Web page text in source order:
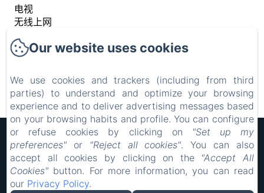
电视
无线上网
空调
书桌
插座
查看所有设施
Hôtel Rocade
法律声明
18 IMPASSE LAVOISIER, PAMIERS, 09100, 法国
resarocade@gmx.fr
Our website uses cookies
We use cookies and trackers (including from third
parties) to understand and optimize your browsing
experience and to deliver advertising messages based
on your browsing habits and profile. You can configure
or refuse cookies by clicking on
"Set up my
preferences" or "Reject all cookies". You can also
accept all cookies by clicking on the "Accept All
Cookies" button. For more information, you can read
our Privacy Policy.